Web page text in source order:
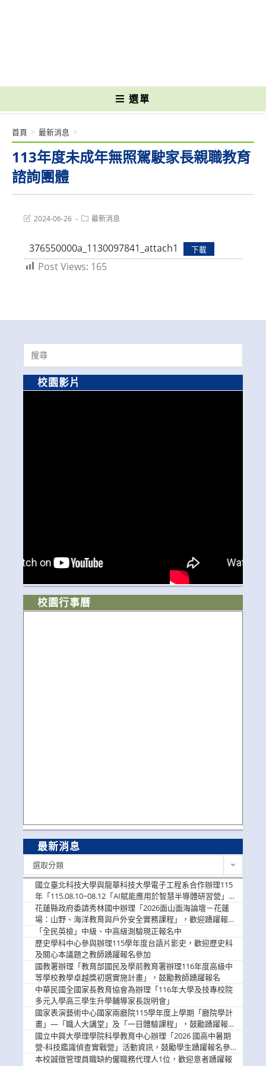
選單
113年度未成年無照駕駛家長親職教育
諮詢團體
首頁 > 最新消息 >
Post2024-06-26
Post最新消息
376550000a_1130097841_attach1 下載
Post Views: 165
Search
for:
校園影片
校園行事曆
最新消息
選取分類
國立臺北科技大學與龍華科技大學電子工程系合作辦理115
年「115.08.10~08.12「AI賦能應用於智慧半導體研習營」，
歡迎學生踴躍報名參加
花蓮縣政府委請秀林國中辦理「2026面山面海論壇－花蓮
場：山野、海洋教育與戶外安全實務課程」，歡迎踴躍報名
參加
「全民英檢」中級、中高級測驗現正報名中
歷史學科中心參與辦理115學年度台語片影史，歡迎歷史科
及關心本議題之教師踴躍報名參加
國教署辦理「教育部國民及學前教育署辦理116年度高級中
等學校教學卓越獎初選實施計畫」，鼓勵教師踴躍報名
中華民國全國家長教育協會為辦理「116年大學及技專校院
多元入學高三學生升學輔導家長說明會」
國家表演藝術中心國家兩廳院115學年度上學期「廳院學計
畫」—「職人大講堂」及「一日體驗課程」，鼓勵踴躍報名
參與。
國立中興大學理學院科學教育中心辦理「2026 國高中暑期
營-科技鑑識偵查實戰營」活動資訊，鼓勵學生踴躍報名參
加。
本校誠徵管理員職缺約僱職務代理人1位，歡迎意者踴躍報